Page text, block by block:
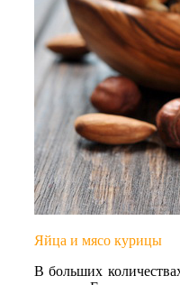
Яйца и мясо курицы
В больших